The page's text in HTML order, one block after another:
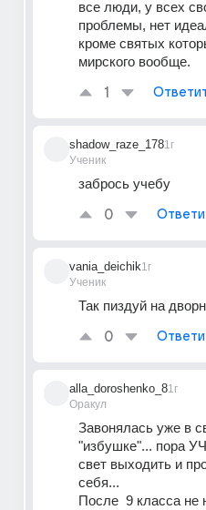
все люди, у всех
проблемы, нет
кроме святых
мирского вообще.
1
shadow_raze_178
Ученик
1г
забрось учебу
0
vania_deichik
Ученик
1г
Так пиздyй на
0
alla_doroshenko_8
Оракул
1г
Завонялась уже в
"избушке"... пора
свет выходить и
себя...
После  9 класса не